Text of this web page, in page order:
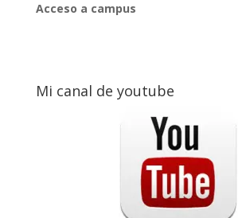
Acceso a campus
Mi canal de youtube